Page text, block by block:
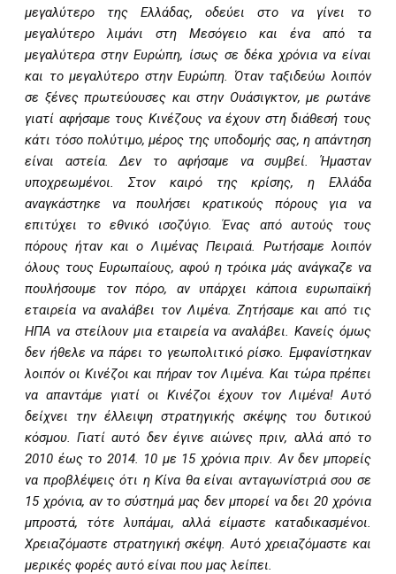
μεγαλύτερο της Ελλάδας, οδεύει στο να γίνει το
μεγαλύτερο λιμάνι στη Μεσόγειο και ένα από τα
μεγαλύτερα στην Ευρώπη, ίσως σε δέκα χρόνια να είναι
και το μεγαλύτερο στην Ευρώπη. Όταν ταξιδεύω λοιπόν
σε ξένες πρωτεύουσες και στην Ουάσιγκτον, με ρωτάνε
γιατί αφήσαμε τους Κινέζους να έχουν στη διάθεσή τους
κάτι τόσο πολύτιμο, μέρος της υποδομής σας, η απάντηση
είναι αστεία. Δεν το αφήσαμε να συμβεί. Ήμασταν
υποχρεωμένοι. Στον καιρό της κρίσης, η Ελλάδα
αναγκάστηκε να πουλήσει κρατικούς πόρους για να
επιτύχει το εθνικό ισοζύγιο. Ένας από αυτούς τους
πόρους ήταν και ο Λιμένας Πειραιά. Ρωτήσαμε λοιπόν
όλους τους Ευρωπαίους, αφού η τρόικα μάς ανάγκαζε να
πουλήσουμε τον πόρο, αν υπάρχει κάποια ευρωπαϊκή
εταιρεία να αναλάβει τον Λιμένα. Ζητήσαμε και από τις
ΗΠΑ να στείλουν μια εταιρεία να αναλάβει. Κανείς όμως
δεν ήθελε να πάρει το γεωπολιτικό ρίσκο. Εμφανίστηκαν
λοιπόν οι Κινέζοι και πήραν τον Λιμένα. Και τώρα πρέπει
να απαντάμε γιατί οι Κινέζοι έχουν τον Λιμένα! Αυτό
δείχνει την έλλειψη στρατηγικής σκέψης του δυτικού
κόσμου. Γιατί αυτό δεν έγινε αιώνες πριν, αλλά από το
2010 έως το 2014. 10 με 15 χρόνια πριν. Αν δεν μπορείς
να προβλέψεις ότι η Κίνα θα είναι ανταγωνίστριά σου σε
15 χρόνια, αν το σύστημά μας δεν μπορεί να δει 20 χρόνια
μπροστά, τότε λυπάμαι, αλλά είμαστε καταδικασμένοι.
Χρειαζόμαστε στρατηγική σκέψη. Αυτό χρειαζόμαστε και
μερικές φορές αυτό είναι που μας λείπει.